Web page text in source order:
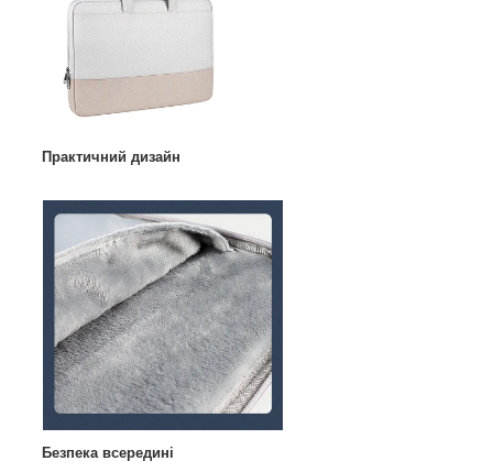
Практичний дизайн
Безпека всередині